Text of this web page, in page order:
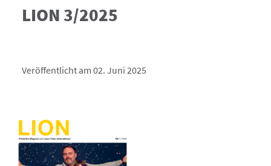
LION 3/2025
Veröffentlicht am 02. Juni 2025